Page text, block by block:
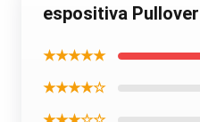
espositiva Pullover
★★★★★
★★★★☆